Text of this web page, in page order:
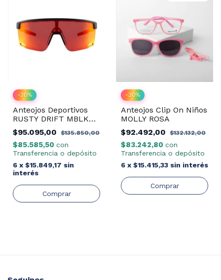
-30%
Anteojos Deportivos
RUSTY DRIFT MBLK
REVO RED
$95.095,00 $135.850,00
$85.585,50 con
Transferencia o depósito
6 x $15.849,17 sin
interés
-30%
Anteojos Clip On Niños
MOLLY ROSA
$92.492,00
$132.132,00
$83.242,80 con
Transferencia o depósito
6 x $15.415,33 sin interés